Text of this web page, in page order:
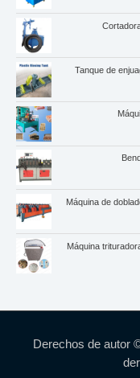
Tanque de
Máquina de
Máquina
Derechos de autor